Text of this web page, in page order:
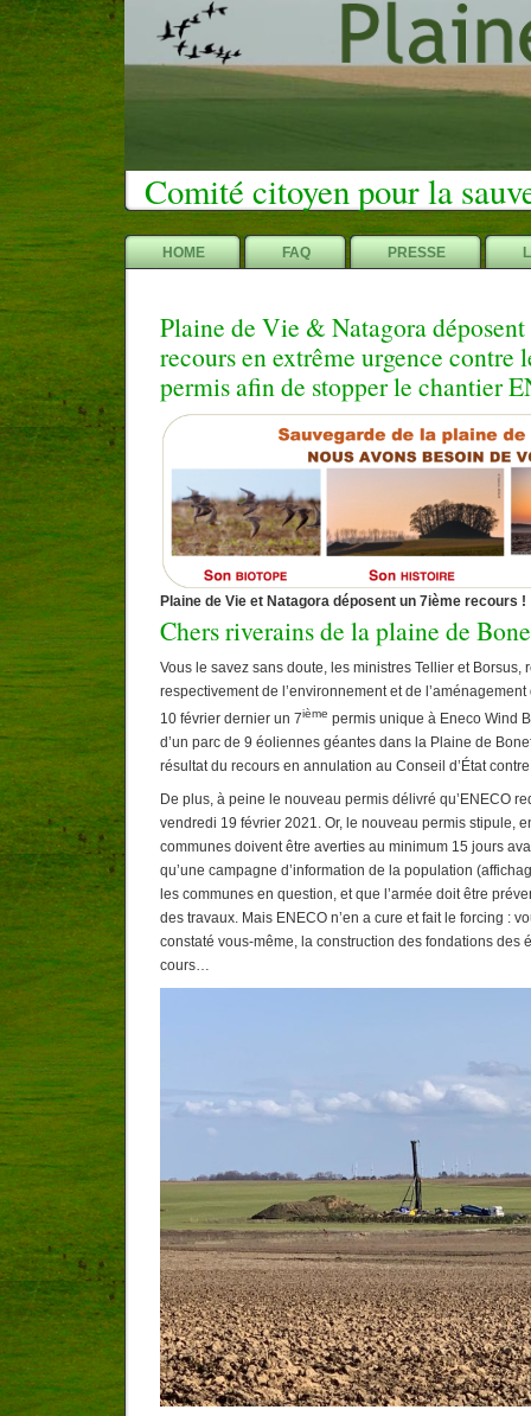
Comité citoyen pour la
HOME FAQ PRESSE
Plaine de Vie & Natagora
recours en extrême urgence contre
permis afin de stopper le chantier
Plaine de Vie et Natagora déposent un 7ième recours !
Chers riverains de la plaine de
Vous le savez sans doute, les ministres Tellier et Borsus,
respectivement de l’environnement et de
10 février dernier un 7ième permis unique à Eneco Wind
d’un parc de 9 éoliennes géantes dans la Plaine de
résultat du recours en annulation au Conseil d’État
De plus, à peine le nouveau permis délivré qu’ENECO
vendredi 19 février 2021. Or, le nouveau permis stipule,
communes doivent être averties au minimum 15 jours
qu’une campagne d’information de la population
les communes en question, et que l’armée doit être
des travaux. Mais ENECO n’en a cure et fait le forcing :
constaté vous-même, la construction des fondations des
cours…